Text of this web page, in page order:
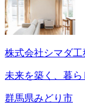
株式会社シマダ
未来を築く、暮
群馬県みどり市